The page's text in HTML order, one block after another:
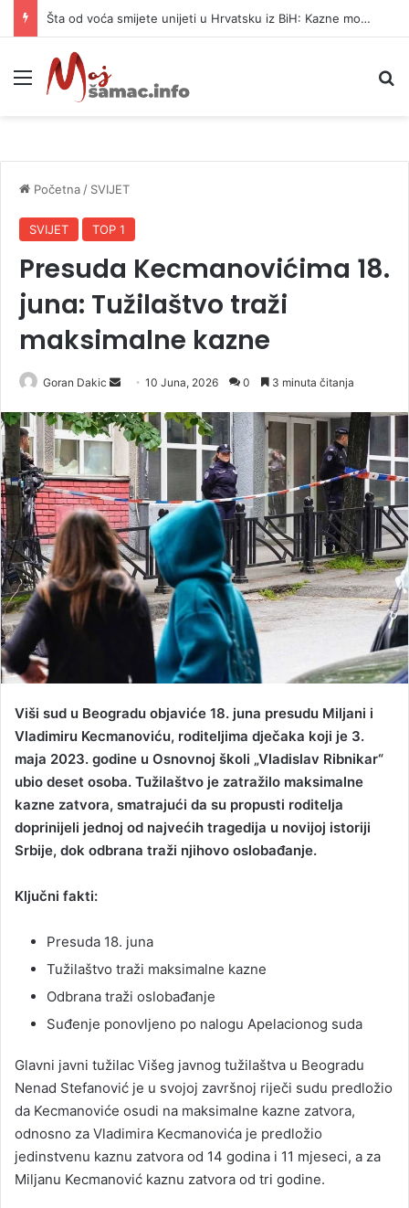
Šta od voća smijete unijeti u Hrvatsku iz BiH: Kazne mogu dostići 13.260 evra
Meni
Početna / SVIJET
SVIJET TOP 1
Presuda Kecmanovićima 18.
juna: Tužilaštvo traži
maksimalne kazne
Goran Dakic
n
n
e
m
a
i
l
10 Juna, 2026 0 3 minuta čitanja
Viši sud u Beogradu objaviće 18. juna presudu Miljani i
Vladimiru Kecmanoviću, roditeljima dječaka koji je 3.
maja 2023. godine u Osnovnoj školi „Vladislav Ribnikar“
ubio deset osoba. Tužilaštvo je zatražilo maksimalne
kazne zatvora, smatrajući da su propusti roditelja
doprinijeli jednoj od najvećih tragedija u novijoj istoriji
Srbije, dok odbrana traži njihovo oslobađanje.
Ključni fakti:
Presuda 18. juna
Tužilaštvo traži maksimalne kazne
Odbrana traži oslobađanje
Suđenje ponovljeno po nalogu Apelacionog suda
Glavni javni tužilac Višeg javnog tužilaštva u Beogradu
Nenad Stefanović je u svojoj završnoj riječi sudu predložio
da Kecmanoviće osudi na maksimalne kazne zatvora,
odnosno za Vladimira Kecmanovića je predložio
jedinstvenu kaznu zatvora od 14 godina i 11 mjeseci, a za
Miljanu Kecmanović kaznu zatvora od tri godine.